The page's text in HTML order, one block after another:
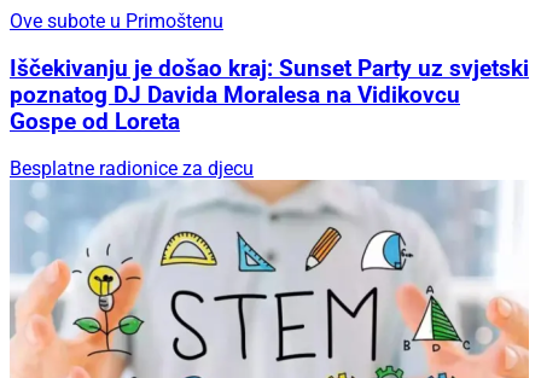
Ove subote u Primoštenu
Iščekivanju je došao kraj: Sunset Party uz svjetski
poznatog DJ Davida Moralesa na Vidikovcu
Gospe od Loreta
Besplatne radionice za djecu